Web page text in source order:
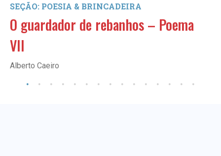
SEÇÃO: POESIA & BRINCADEIRA
O guardador de rebanhos – Poema
VII
Alberto Caeiro